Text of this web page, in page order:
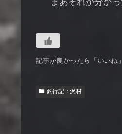
記事が良かったら「いいね
釣行記：沢村